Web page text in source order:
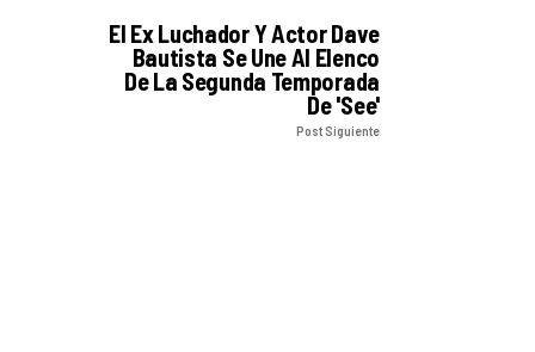
El Ex Luchador Y Actor Dave
Bautista Se Une Al Elenco
De La Segunda Temporada
De 'See'
Post Siguiente